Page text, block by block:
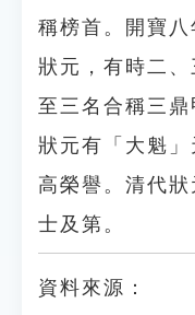
稱榜首。開寶
狀元，有時二
至三名合稱三鼎
狀元有「大魁
高榮譽。清代
士及第。
資料來源：